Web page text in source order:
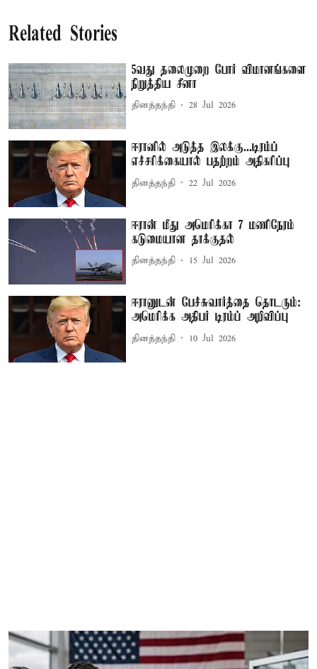
Related Stories
5வது தலைமுறை போர் விமானங்களை
நிறுத்திய சீனா
தினத்தந்தி 28 Jul 2026
ஈரானில் அடுத்த இலக்கு...டிரம்ப்
எச்சரிக்கையால் பதற்றம் அதிகரிப்பு
தினத்தந்தி 22 Jul 2026
ஈரான் மீது அமெரிக்கா 7 மணிநேரம்
கடுமையான தாக்குதல்
தினத்தந்தி 15 Jul 2026
ஈரானுடன் பேச்சுவார்த்தை தொடரும்:
அமெரிக்க அதிபர் டிரம்ப் அறிவிப்பு
தினத்தந்தி 10 Jul 2026